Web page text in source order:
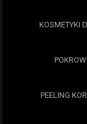
KOSMETYKI
PEELING